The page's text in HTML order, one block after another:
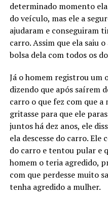
determinado momento
do veículo, mas ele a
ajudaram e conseguiram
carro. Assim que ela saiu
bolsa dela com todos os
Já o homem registrou
dizendo que após saírem
carro o que fez com que a
gritasse para que ele
juntos há dez anos, ele
ela descesse do carro.
do carro e tentou pular e
homem o teria agredido,
com que perdesse muito
tenha agredido a mulher.